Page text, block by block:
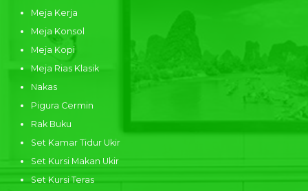
Meja Kerja
Meja Konsol
Meja Kopi
Meja Rias Klasik
Nakas
Pigura Cermin
Rak Buku
Set Kamar Tidur Ukir
Set Kursi Makan Ukir
Set Kursi Teras